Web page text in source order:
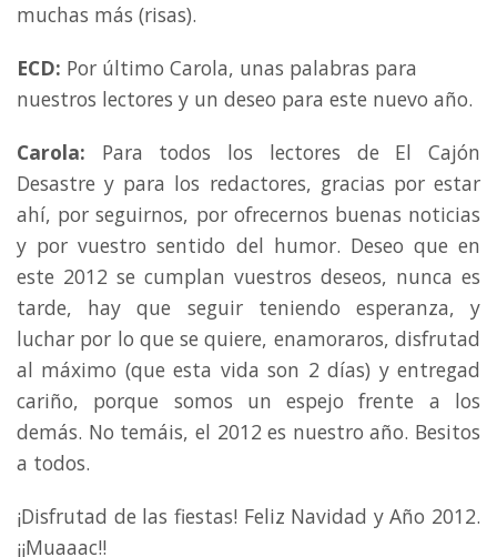
muchas más (risas).
ECD: Por último Carola, unas palabras para
nuestros lectores y un deseo para este nuevo año.
Carola: Para todos los lectores de El Cajón
Desastre y para los redactores, gracias por estar
ahí, por seguirnos, por ofrecernos buenas noticias
y por vuestro sentido del humor. Deseo que en
este 2012 se cumplan vuestros deseos, nunca es
tarde, hay que seguir teniendo esperanza, y
luchar por lo que se quiere, enamoraros, disfrutad
al máximo (que esta vida son 2 días) y entregad
cariño, porque somos un espejo frente a los
demás. No temáis, el 2012 es nuestro año. Besitos
a todos.
¡Disfrutad de las fiestas! Feliz Navidad y Año 2012.
¡¡Muaaac!!